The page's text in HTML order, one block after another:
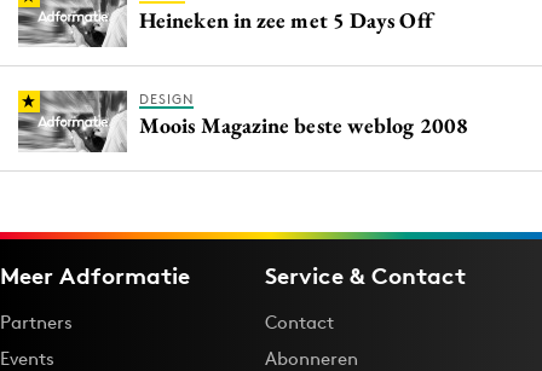
Heineken in zee met 5 Days Off
DESIGN
Moois Magazine beste weblog 2008
Meer Adformatie
Partners
Events
Service & Contact
Contact
Abonneren